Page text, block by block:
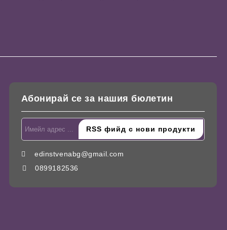
Абонирай се за нашия бюлетин
edinstvenabg@gmail.com
0899182536